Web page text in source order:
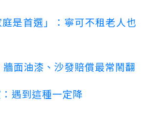
是首選」：寧可不租老人也
面油漆、沙發賠償最常鬧翻
遇到這種一定降